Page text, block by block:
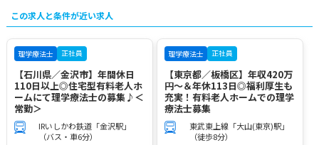
この求人と条件が近い求人
理学療法士 正社員
【石川県／金沢市】年間休日
110日以上◎住宅型有料老人ホ
ームにて理学療法士の募集♪＜
常勤＞
IRいしかわ鉄道「金沢駅」
（バス・車6分）
理学療法士 正社員
【東京都／板橋区】年収420万
円～＆年休113日◎福利厚生も
充実！有料老人ホームでの理学
療法士募集
東武東上線「大山(東京)駅」
（徒歩8分）